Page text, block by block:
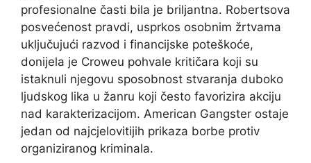
profesionalne časti bila je briljantna. Robertsova
posvećenost pravdi, usprkos osobnim žrtvama
uključujući razvod i financijske poteškoće,
donijela je Croweu pohvale kritičara koji su
istaknuli njegovu sposobnost stvaranja duboko
ljudskog lika u žanru koji često favorizira akciju
nad karakterizacijom. American Gangster ostaje
jedan od najcjelovitijih prikaza borbe protiv
organiziranog kriminala.